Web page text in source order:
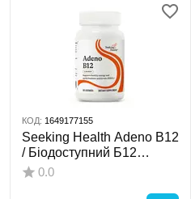
КОД: 1649177155
Seeking Health Adeno B12
/ Біодоступний Б12
аденозилкобаламін 3000
0.0